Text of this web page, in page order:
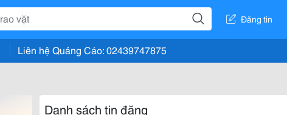
Đăng tin
Liên hệ Quảng Cáo: 02439747875
Danh sách tin đăng